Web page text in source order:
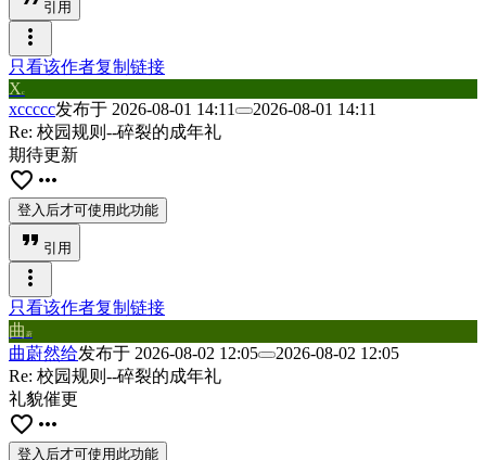
引用
more_vert
只看该作者复制链接
Xc
xccccc发布于 2026-08-01 14:11
2026-08-01 14:11
Re: 校园规则--碎裂的成年礼
期待更新
favorite_border more_horiz
登入后才可使用此功能
format_quote 引用
more_vert
只看该作者复制链接
曲 蔚
曲蔚然给发布于 2026-08-02 12:05
2026-08-02 12:05
Re: 校园规则--碎裂的成年礼
礼貌催更
favorite_border more_horiz
登入后才可使用此功能